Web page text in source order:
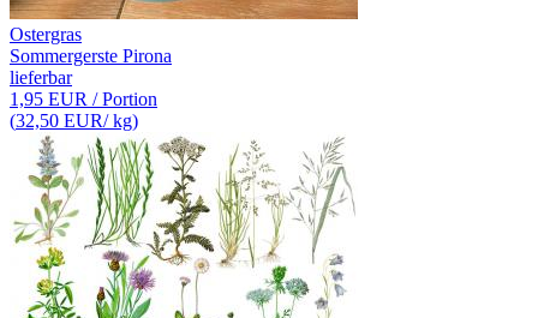
Ostergras
Sommergerste Pirona
lieferbar
1,95 EUR / Portion
(32,50 EUR/ kg)